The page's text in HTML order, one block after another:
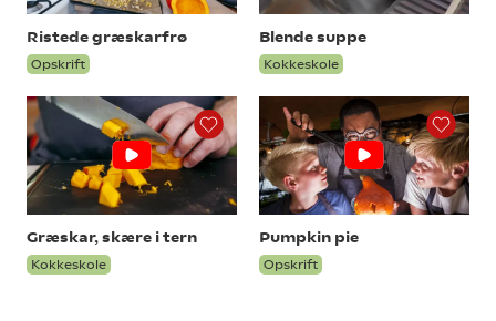
Ristede græskarfrø
Opskrift
Blende suppe
Kokkeskole
Græskar, skære i tern
Kokkeskole
Pumpkin pie
Opskrift